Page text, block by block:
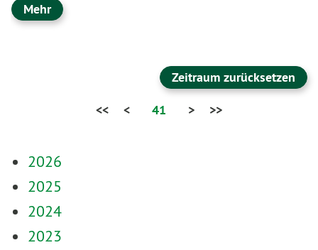
Mehr
Zeitraum zurücksetzen
<<
< 41 > >>
2026
2025
2024
2023